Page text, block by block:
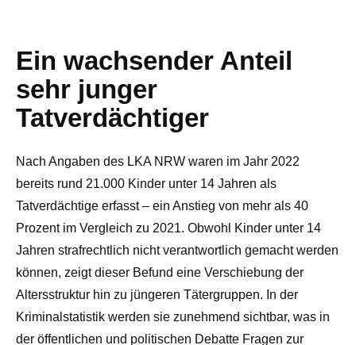
Ein wachsender Anteil
sehr junger
Tatverdächtiger
Nach Angaben des LKA NRW waren im Jahr 2022
bereits rund 21.000 Kinder unter 14 Jahren als
Tatverdächtige erfasst – ein Anstieg von mehr als 40
Prozent im Vergleich zu 2021. Obwohl Kinder unter 14
Jahren strafrechtlich nicht verantwortlich gemacht werden
können, zeigt dieser Befund eine Verschiebung der
Altersstruktur hin zu jüngeren Tätergruppen. In der
Kriminalstatistik werden sie zunehmend sichtbar, was in
der öffentlichen und politischen Debatte Fragen zur